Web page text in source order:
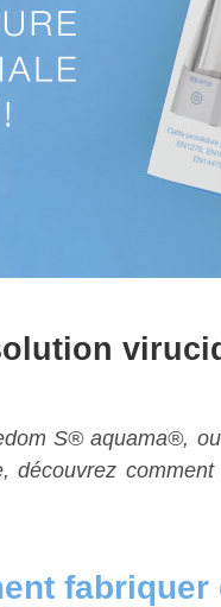
S® aquama®,